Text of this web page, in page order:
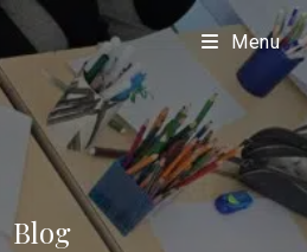
Menu
Blog